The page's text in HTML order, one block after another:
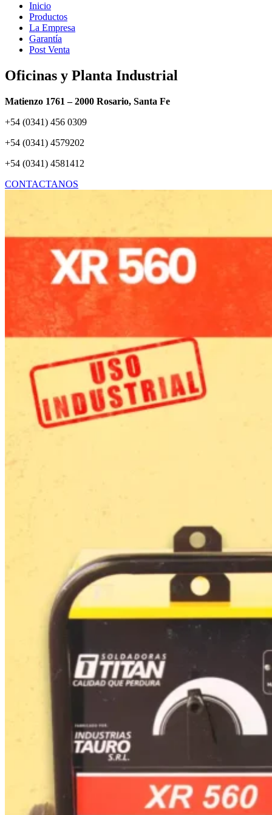
Inicio
Productos
La Empresa
Garantía
Post Venta
Oficinas y Planta Industrial
Matienzo 1761 – 2000 Rosario, Santa Fe
+54 (0341) 456 0309
+54 (0341) 4579202
+54 (0341) 4581412
CONTACTANOS